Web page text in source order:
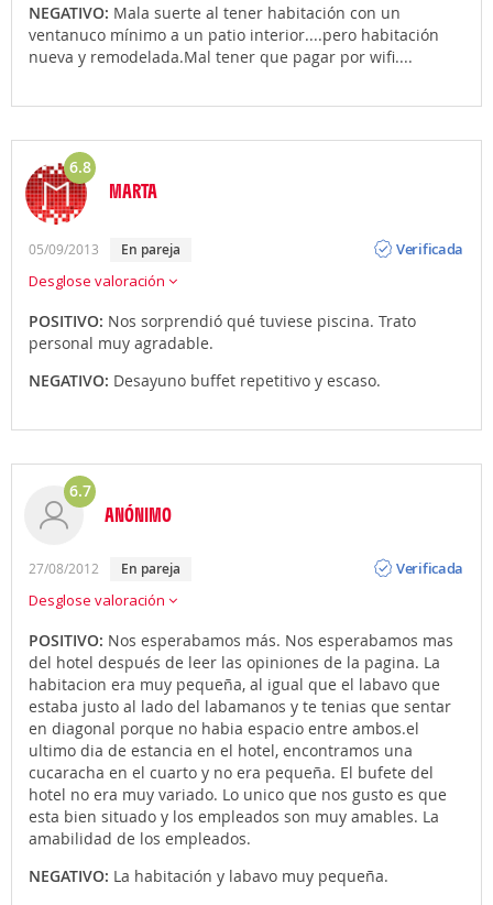
NEGATIVO: Mala suerte al tener habitación con un
ventanuco mínimo a un patio interior....pero habitación
nueva y remodelada.Mal tener que pagar por wifi....
6.8
MARTA
05/09/2013 en pareja
Verificada
Desglose valoración
POSITIVO: Nos sorprendió qué tuviese piscina. Trato
personal muy agradable.
NEGATIVO: Desayuno buffet repetitivo y escaso.
6.7
ANÓNIMO
27/08/2012 en pareja
Verificada
Desglose valoración
POSITIVO: Nos esperabamos más. Nos esperabamos mas
del hotel después de leer las opiniones de la pagina. La
habitacion era muy pequeña, al igual que el labavo que
estaba justo al lado del labamanos y te tenias que sentar
en diagonal porque no habia espacio entre ambos.el
ultimo dia de estancia en el hotel, encontramos una
cucaracha en el cuarto y no era pequeña. El bufete del
hotel no era muy variado. Lo unico que nos gusto es que
esta bien situado y los empleados son muy amables. La
amabilidad de los empleados.
NEGATIVO: La habitación y labavo muy pequeña.